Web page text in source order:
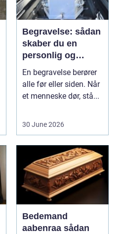
Begravelse: sådan
skaber du en
personlig og
respektfuld afsked
En begravelse berører
alle før eller siden. Når
et menneske dør, stå...
30 June 2026
Bedemand
aabenraa sådan